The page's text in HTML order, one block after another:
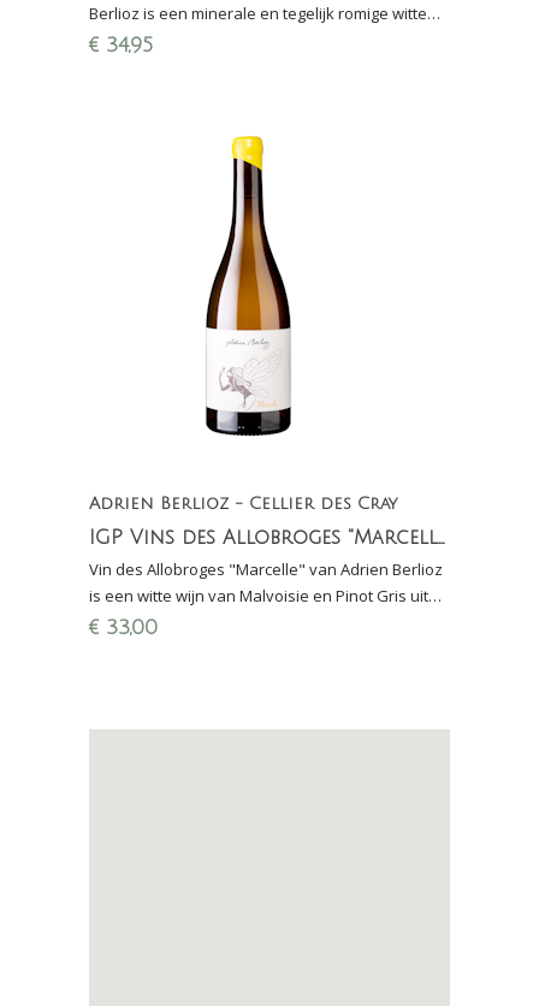
Berlioz is een minerale en tegelijk romige witte
wijn van 100% Rousanne uit de regio Savoie
€ 34,95
Adrien Berlioz - Cellier des Cray
IGP Vins des Allobroges "Marcelle" 2020 Adrien Berlioz
Vin des Allobroges "Marcelle" van Adrien Berlioz
is een witte wijn van Malvoisie en Pinot Gris uit
€ 33,00